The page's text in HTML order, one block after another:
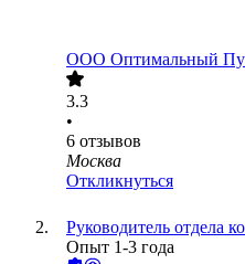
ООО Оптимальный
3.3
•
6 отзывов
Москва
Откликнуться
Руководитель отдела
Опыт 1-3 года